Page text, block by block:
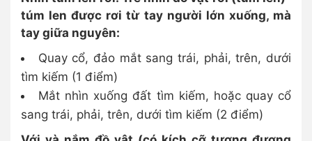
túm len được rơi từ tay người lớn xuống, mà
tay giữa nguyên:
Quay cổ, đảo mắt sang trái, phải, trên, dưới
tìm kiếm (1 điểm)
Mắt nhìn xuống đất tìm kiếm, hoặc quay cổ
sang trái, phải, trên, dưới tìm kiếm (2 điểm)